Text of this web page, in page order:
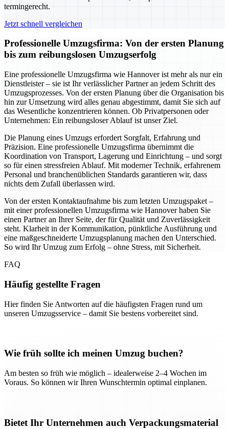
termingerecht.
Jetzt schnell vergleichen
Professionelle Umzugsfirma: Von der ersten Planung
bis zum reibungslosen Umzugserfolg
Eine professionelle Umzugsfirma wie Hannover ist mehr als nur ein
Dienstleister – sie ist Ihr verlässlicher Partner an jedem Schritt des
Umzugsprozesses. Von der ersten Planung über die Organisation bis
hin zur Umsetzung wird alles genau abgestimmt, damit Sie sich auf
das Wesentliche konzentrieren können. Ob Privatpersonen oder
Unternehmen: Ein reibungsloser Ablauf ist unser Ziel.
Die Planung eines Umzugs erfordert Sorgfalt, Erfahrung und
Präzision. Eine professionelle Umzugsfirma übernimmt die
Koordination von Transport, Lagerung und Einrichtung – und sorgt
so für einen stressfreien Ablauf. Mit moderner Technik, erfahrenem
Personal und branchenüblichen Standards garantieren wir, dass
nichts dem Zufall überlassen wird.
Von der ersten Kontaktaufnahme bis zum letzten Umzugspaket –
mit einer professionellen Umzugsfirma wie Hannover haben Sie
einen Partner an Ihrer Seite, der für Qualität und Zuverlässigkeit
steht. Klarheit in der Kommunikation, pünktliche Ausführung und
eine maßgeschneiderte Umzugsplanung machen den Unterschied.
So wird Ihr Umzug zum Erfolg – ohne Stress, mit Sicherheit.
FAQ
Häufig gestellte Fragen
Hier finden Sie Antworten auf die häufigsten Fragen rund um
unseren Umzugsservice – damit Sie bestens vorbereitet sind.
Wie früh sollte ich meinen Umzug buchen?
Am besten so früh wie möglich – idealerweise 2–4 Wochen im
Voraus. So können wir Ihren Wunschtermin optimal einplanen.
Bietet Ihr Unternehmen auch Verpackungsmaterial